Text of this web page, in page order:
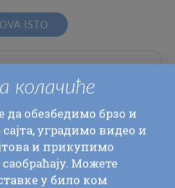
ISTO
колачиће
обезбедимо брзо и
уградимо видео и
и прикупимо
Можете
у било ком